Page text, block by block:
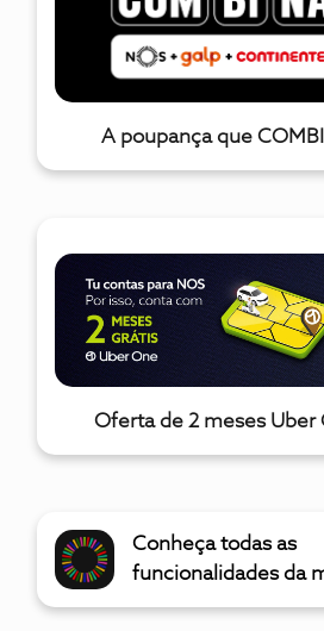
A poupança que
Oferta de 2 meses Uber
Conheça todas as
funcionalidades da